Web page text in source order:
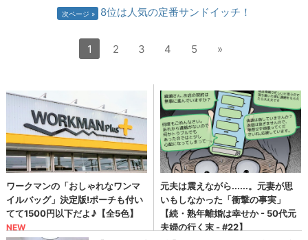
次ページ 8位は人気の定番サンドイッチ！
1 2 3 4 5 »